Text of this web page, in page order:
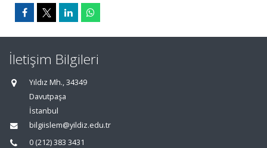
İletişim Bilgileri
Yıldız Mh., 34349
Davutpaşa
İstanbul
bilgiislem@yildiz.edu.tr
0 (212) 383 3431